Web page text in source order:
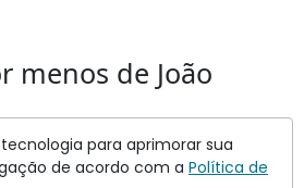
menos de João
em voos de João Pessoa
escolha horários estratégicos
para aprimorar sua
de acordo com a Política de